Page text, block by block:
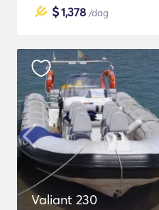
$1,378 /dag
Valiant 230